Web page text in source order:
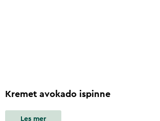
Kremet avokado ispinne
Les mer